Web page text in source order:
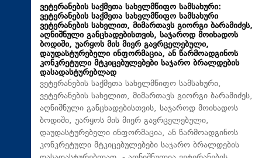
ვეტერანების საქმეთა სახელმწიფო სამსახური:
ვეტერანების საქმეთა სახელმწიფო სამსახური
ვეტერანების სახელით, მიმართავს გიორგი ბარამიძეს,
აღნიშნული განცხადებისთვის, საჯაროდ მოიხადოს
ბოდიში, უარყოს მის მიერ გავრცელებული,
დაუდასტურებელი ინფორმაცია, ან წარმოადგინოს
კონკრეტული მტკიცებულებები საჯარო ბრალდების
დასადასტურებლად
ვეტერანების საქმეთა სახელმწიფო სამსახური,
ვეტერანების სახელით, მიმართავს გიორგი ბარამიძეს,
აღნიშნული განცხადებისთვის, საჯაროდ მოიხადოს
ბოდიში, უარყოს მის მიერ გავრცელებული,
დაუდასტურებელი ინფორმაცია, ან წარმოადგინოს
კონკრეტული მტკიცებულებები საჯარო ბრალდების